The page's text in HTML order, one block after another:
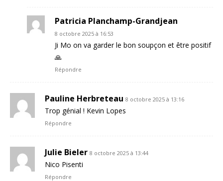
Patricia Planchamp-Grandjean
8 octobre 2025 à 16:53
Ji Mo on va garder le bon soupçon et être positif
🙏
Répondre
Pauline Herbreteau 8 octobre 2025 à 13:16
Trop génial ! Kevin Lopes
Répondre
Julie Bieler 8 octobre 2025 à 13:44
Nico Pisenti
Répondre